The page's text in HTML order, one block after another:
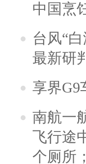
中国烹
台风“
最新研
享界G9
南航一
飞行途
个厕所